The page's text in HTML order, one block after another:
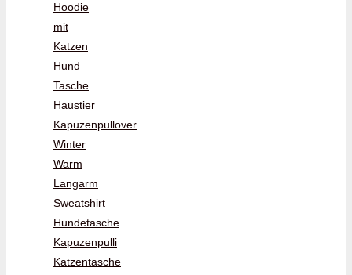
Hoodie
mit
Katzen
Hund
Tasche
Haustier
Kapuzenpullover
Winter
Warm
Langarm
Sweatshirt
Hundetasche
Kapuzenpulli
Katzentasche